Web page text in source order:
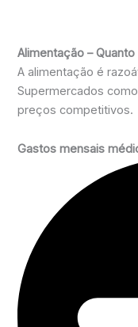
Alimentação –
A alimentação é
Supermercados
preços competitivos.
Gastos mensais